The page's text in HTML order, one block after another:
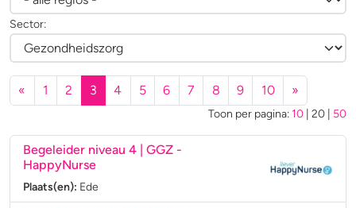
Sector:
« 1 2 3(huidige)
4 5 6 7 8 9 10 »
Toon per pagina: 10 20 50
Begeleider niveau 4 | GGZ -
HappyNurse
Plaats(en): Ede